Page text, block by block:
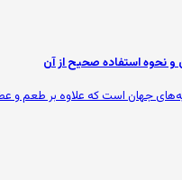
نحوه استفاده صحیح از آن
جهان است که علاوه بر طعم و